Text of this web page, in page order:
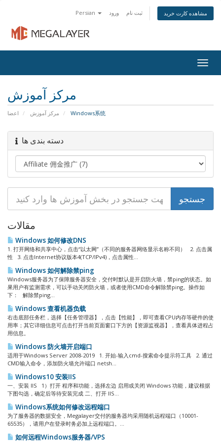
Persian ورود ثبت نام مشاهده کارت خرید
مرکز آموزش
اعضا مرکز آموزش Windows系统
دسته بندی ها
مقالات
Windows 如何修改DNS
1. 打开网络和共享中心，点击“以太网”（不同的服务器网络显示名称不同） 2. 点击属
性 3. 点击Internet协议版本4(TCP/IPv4)，点击属性...
Windows 如何解除禁ping
Windows服务器为了保障服务器安全，交付时默认是开启防火墙，禁ping的状态。如
果用户有监测需求，可以手动关闭防火墙，或者使用CMD命令解除禁ping。操作如
下： 解除禁ping...
Windows 查看机器负载
右击底部任务栏，选择【任务管理器】，点击【性能】，即可查看CPU内存等硬件的使
用率；其它详细信息可点击打开当前页面窗口下方的【资源监视器】，查看具体进程占
用信息。
Windows 防火墙开启端口
适用于Windows Server 2008-2019 1. 开始-输入cmd-搜索命令提示符工具 2. 通过
CMD输入命令，添加防火墙允许端口 netsh...
Windows10 安装IIS
一、安装 IIS 1）打开 程序和功能，选择左边 启用或关闭 Windows 功能，建议根据
下图勾选，确定后等待安装完成 二、打开 IIS...
Windows系统如何修改远程端口
为了服务器的数据安全，Megalayer交付的服务器均采用随机远程端口（10001-
65535），请用户在登录时务必加上远程端口。...
如何远程Windows服务器/VPS